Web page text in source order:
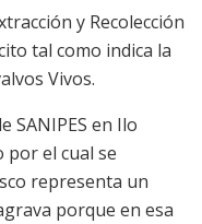
y Recolección
tal como indica la
Vivos.
SANIPES en Ilo
por el cual se
representa un
porque en esa